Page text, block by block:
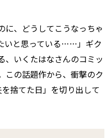
に、どうしてこうなっちゃ
いと思っている……」ギク
、いくたはなさんのコミッ
この話題作から、衝撃のク
捨てた日」を切り出して